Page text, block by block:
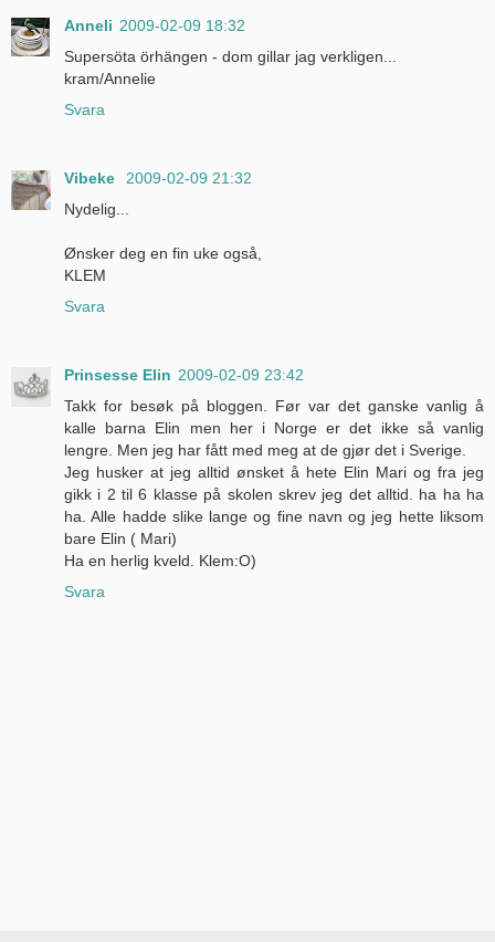
Anneli 2009-02-09 18:32
Supersöta örhängen - dom gillar jag verkligen...
kram/Annelie
Svara
Vibeke
2009-02-09 21:32
Nydelig...
Ønsker deg en fin uke også,
KLEM
Svara
Prinsesse Elin 2009-02-09 23:42
Takk for besøk på bloggen. Før var det ganske vanlig å
kalle barna Elin men her i Norge er det ikke så vanlig
lengre. Men jeg har fått med meg at de gjør det i Sverige.
Jeg husker at jeg alltid ønsket å hete Elin Mari og fra jeg
gikk i 2 til 6 klasse på skolen skrev jeg det alltid. ha ha ha
ha. Alle hadde slike lange og fine navn og jeg hette liksom
bare Elin ( Mari)
Ha en herlig kveld. Klem:O)
Svara